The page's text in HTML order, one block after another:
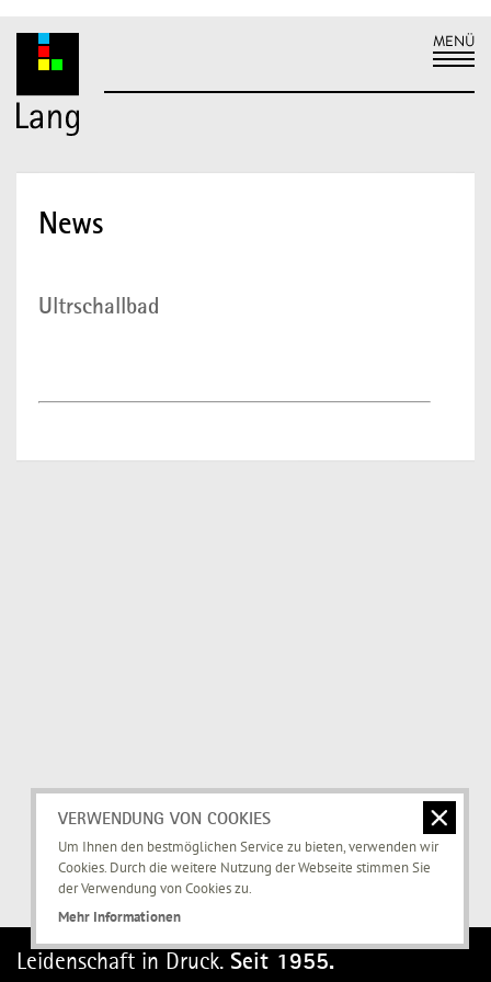
News
Ultrschallbad
Leidenschaft in Druck. Seit 1955.
VERWENDUNG VON COOKIES
Um Ihnen den bestmöglichen Service zu bieten, verwenden wir
Cookies. Durch die weitere Nutzung der Webseite stimmen Sie
der Verwendung von Cookies zu.
Mehr Informationen